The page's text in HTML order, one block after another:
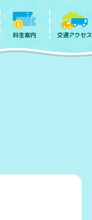
料金案内 交通アクセス